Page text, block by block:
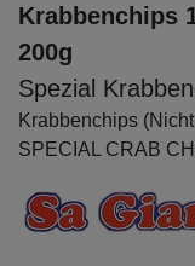
Krabbenchips
200g
Spezial
Krabbenchips
SPECIAL CRAB